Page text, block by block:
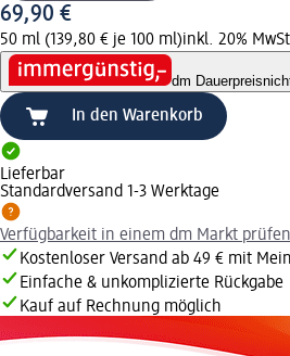
69,90 €
50 ml (139,80 € je 100 ml)inkl. 20%
dm Dauerpreis
In den Warenkorb
Lieferbar
Standardversand 1-3 Werktage
Verfügbarkeit in einem dm Markt prüfen
Kostenloser Versand ab 49 € mit
Einfache & unkomplizierte Rückgabe
Kauf auf Rechnung möglich